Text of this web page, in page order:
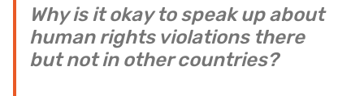
Why is it okay to speak up about
human rights violations there
but not in other countries?